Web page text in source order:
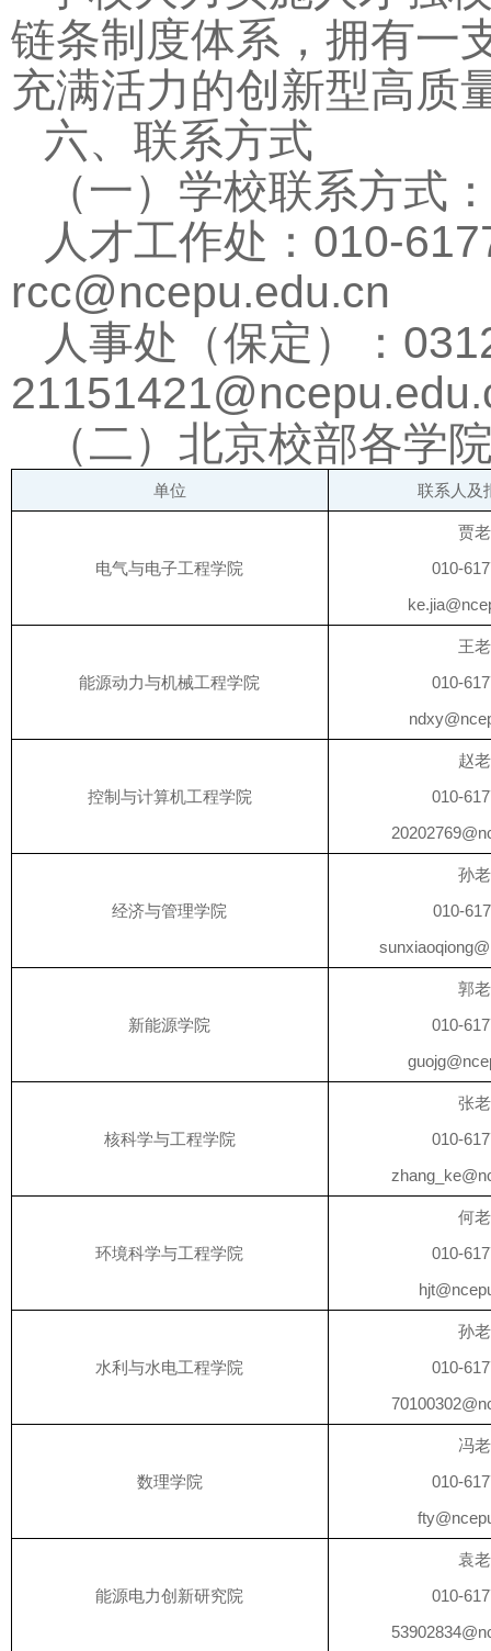
链条制度体系，拥有一
充满活力的创新型高质
六、联系方式
（一）学校联系方式
人才工作处：010-
rcc@ncepu.edu.cn
人事处（保定）：
（二）北京校部各学
单位 联系人及
电气与电子工程学院
贾
010-
能源动力与机械工程学院
王
010-
控制与计算机工程学院
赵
010-
经济与管理学院
孙
010-
新能源学院
郭
010-
核科学与工程学院
张
010-
环境科学与工程学院
何
010-
水利与水电工程学院
孙
010-
数理学院
冯
010-
能源电力创新研究院
袁
010-